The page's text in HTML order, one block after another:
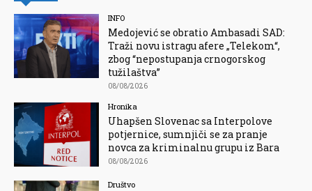
INFO
Medojević se obratio Ambasadi SAD:
Traži novu istragu afere „Telekom“,
zbog “nepostupanja crnogorskog
tužilaštva”
08/08/2026
Hronika
Uhapšen Slovenac sa Interpolove
potjernice, sumnjiči se za pranje
novca za kriminalnu grupu iz Bara
08/08/2026
Društvo